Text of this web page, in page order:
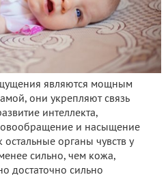
являются мощным
они укрепляют связь
интеллекта,
и насыщение
органы чувств у
сильно, чем кожа,
достаточно сильно